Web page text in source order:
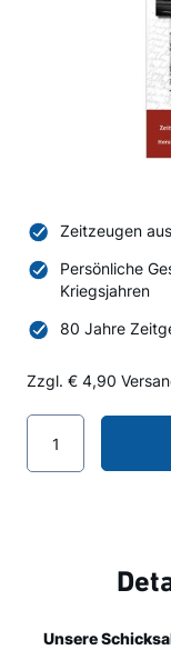
Zeitzeugen
Persönliche
Kriegsjahren
80 Jahre
Zzgl. € 4,90
Unsere